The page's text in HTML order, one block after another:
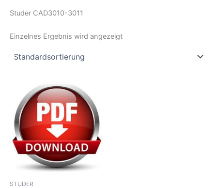
Studer CAD3010-3011
Einzelnes Ergebnis wird angezeigt
STUDER